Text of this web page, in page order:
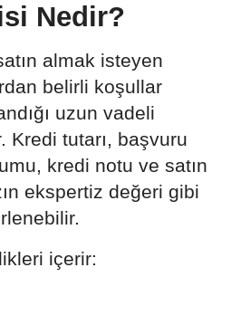
Nedir?
almak isteyen
belirli koşullar
uzun vadeli
Kredi tutarı, başvuru
kredi notu ve satın
ekspertiz değeri gibi
içerir: